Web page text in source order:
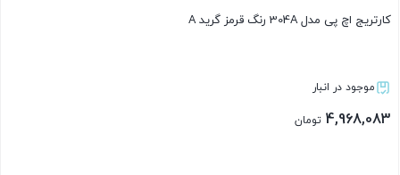
کارتریج اچ پی مدل 304A رنگ قرمز گرید A
موجود در انبار
4,968,083 تومان